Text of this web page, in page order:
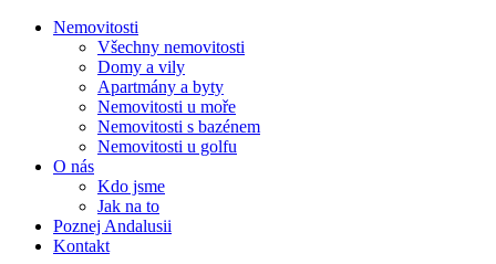
Nemovitosti
Všechny nemovitosti
Domy a vily
Apartmány a byty
Nemovitosti u moře
Nemovitosti s bazénem
Nemovitosti u golfu
O nás
Kdo jsme
Jak na to
Poznej Andalusii
Kontakt